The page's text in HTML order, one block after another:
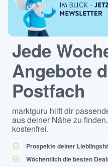
Jede
Angebote
Postfach
marktguru hilft dir
aus deiner Nähe zu
kostenfrei.
Prospekte deiner
Wöchentlich die besten